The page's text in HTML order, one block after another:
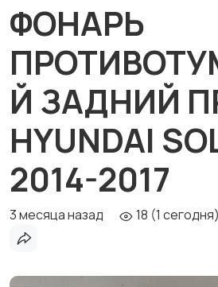
ФОНАРЬ
Й ЗАДНИЙ
HYUNDAI
2014-2017
3 месяца назад 18 (1 сегодня)